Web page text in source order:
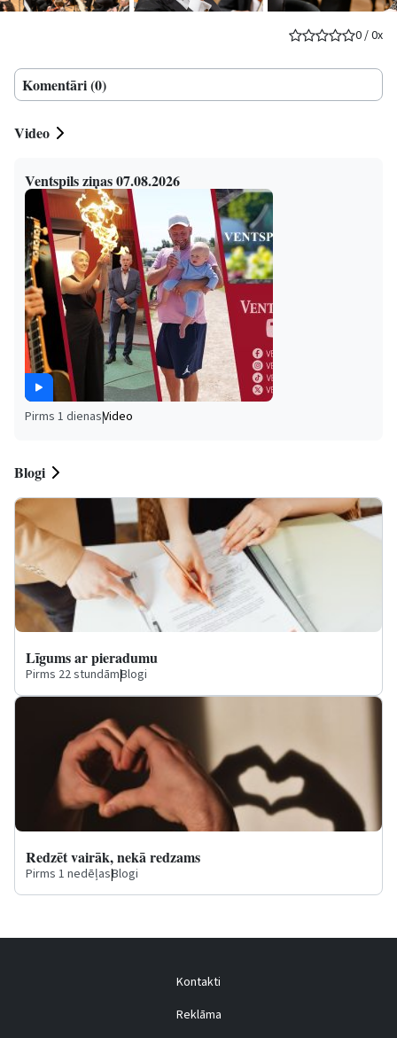
0/0x
Komentāri (0)
Video
Ventspils ziņas 07.08.2026
Pirms 1 dienas|Video
Blogi
Līgums ar pieradumu
Pirms 22 stundām|Blogi
Redzēt vairāk, nekā redzams
Pirms 1 nedēļas|Blogi
Kontakti
Reklāma